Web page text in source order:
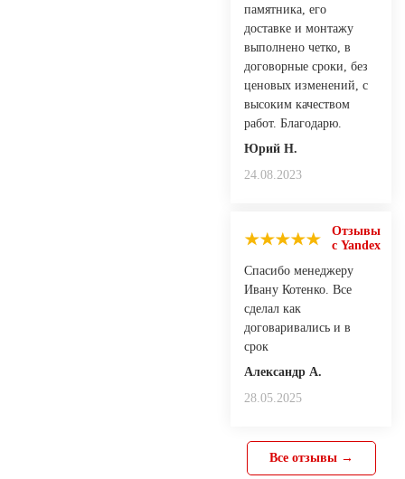
памятника, его
доставке и монтажу
выполнено четко, в
договорные сроки, без
ценовых изменений, с
высоким качеством
работ. Благодарю.
Юрий Н.
24.08.2023
Отзывы
с Yandex
Спасибо менеджеру
Ивану Котенко. Все
сделал как
договаривались и в
срок
Александр А.
28.05.2025
Все отзывы →